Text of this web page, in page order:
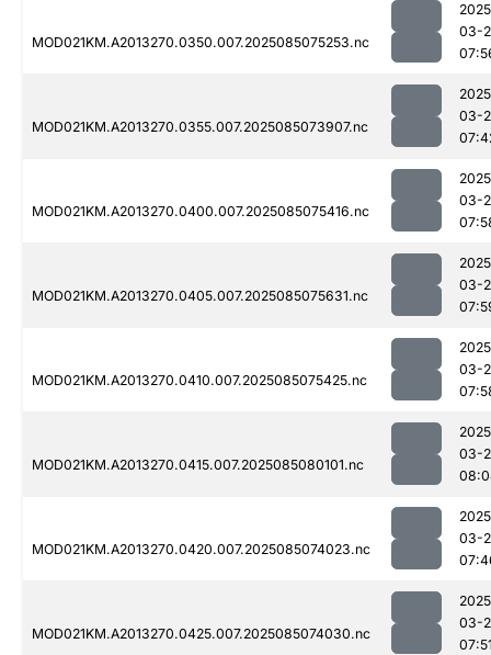
MOD021KM.A2013270.0350.007.2025085075253.nc
03-
MOD021KM.A2013270.0355.007.2025085073907.nc
03-
MOD021KM.A2013270.0400.007.2025085075416.nc
03-
MOD021KM.A2013270.0405.007.2025085075631.nc
03-
MOD021KM.A2013270.0410.007.2025085075425.nc
03-
MOD021KM.A2013270.0415.007.2025085080101.nc
03-
MOD021KM.A2013270.0420.007.2025085074023.nc
03-
MOD021KM.A2013270.0425.007.2025085074030.nc
03-